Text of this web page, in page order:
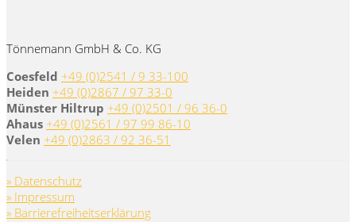
Tönnemann GmbH & Co. KG
Coesfeld +49 (0)2541 / 9 33-100
Heiden +49 (0)2867 / 97 33-0
Münster Hiltrup +49 (0)2501 / 96 36-0
Ahaus +49 (0)2561 / 97 99 86-10
Velen +49 (0)2863 / 92 36-51
» Datenschutz
» Impressum
» Barrierefreiheitserklärung